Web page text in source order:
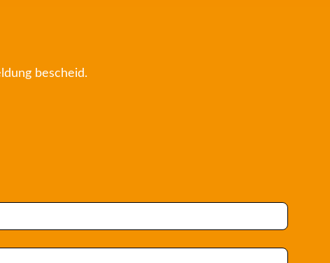
bescheid.